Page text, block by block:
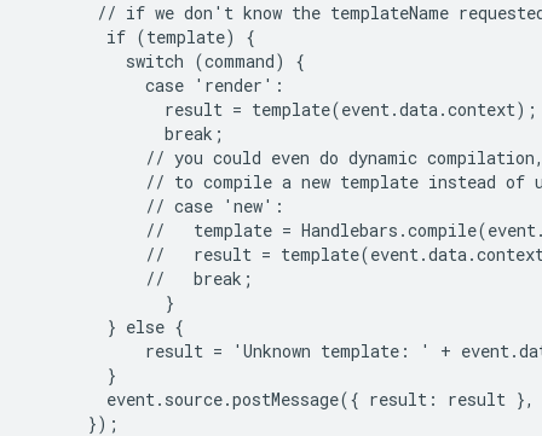
// if we don't know the templateName
        if (template) {
          switch (command) {
            case 'render':
              result = template(event.data.context);
              break;
// you could even do dynamic
// to compile a new template instead of
            // case 'new':
//   template =
//   result =
            //   break;
              }
        } else {
result = 'Unknown template: ' +
        }
event.source.postMessage({ result: result
      });